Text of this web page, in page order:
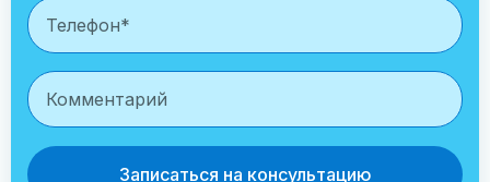
Записаться на консультацию